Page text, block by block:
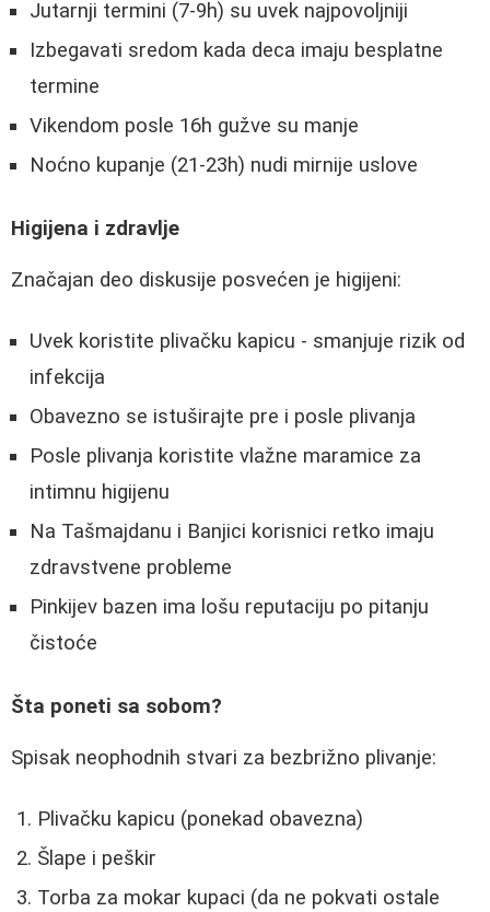
Jutarnji termini (7-9h) su uvek najpovoljniji
Izbegavati sredom kada deca imaju besplatne
termine
Vikendom posle 16h gužve su manje
Noćno kupanje (21-23h) nudi mirnije uslove
Higijena i zdravlje
Značajan deo diskusije posvećen je higijeni:
Uvek koristite plivačku kapicu - smanjuje rizik od
infekcija
Obavezno se istuširajte pre i posle plivanja
Posle plivanja koristite vlažne maramice za
intimnu higijenu
Na Tašmajdanu i Banjici korisnici retko imaju
zdravstvene probleme
Pinkijev bazen ima lošu reputaciju po pitanju
čistoće
Šta poneti sa sobom?
Spisak neophodnih stvari za bezbrižno plivanje:
Plivačku kapicu (ponekad obavezna)
Šlape i peškir
Torba za mokar kupaci (da ne pokvati ostale